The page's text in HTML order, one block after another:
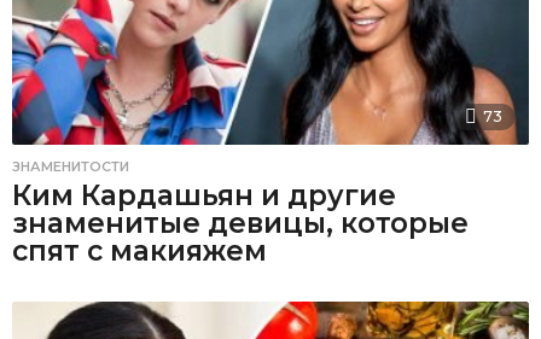
73
ЗНАМЕНИТОСТИ
Ким Кардашьян и другие
знаменитые девицы, которые
спят с макияжем